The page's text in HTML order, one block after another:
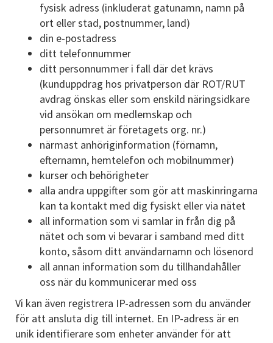
fysisk adress (inkluderat gatunamn, namn på
ort eller stad, postnummer, land)
din e-postadress
ditt telefonnummer
ditt personnummer i fall där det krävs
(kunduppdrag hos privatperson där ROT/RUT
avdrag önskas eller som enskild näringsidkare
vid ansökan om medlemskap och
personnumret är företagets org. nr.)
närmast anhöriginformation (förnamn,
efternamn, hemtelefon och mobilnummer)
kurser och behörigheter
alla andra uppgifter som gör att maskinringarna
kan ta kontakt med dig fysiskt eller via nätet
all information som vi samlar in från dig på
nätet och som vi bevarar i samband med ditt
konto, såsom ditt användarnamn och lösenord
all annan information som du tillhandahåller
oss när du kommunicerar med oss
Vi kan även registrera IP-adressen som du använder
för att ansluta dig till internet. En IP-adress är en
unik identifierare som enheter använder för att